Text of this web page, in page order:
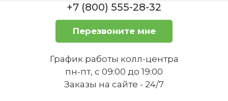
+7 (800) 555-28-32
Перезвоните мне
График работы колл-центра
пн-пт, с 09:00 до 19:00
Заказы на сайте - 24/7